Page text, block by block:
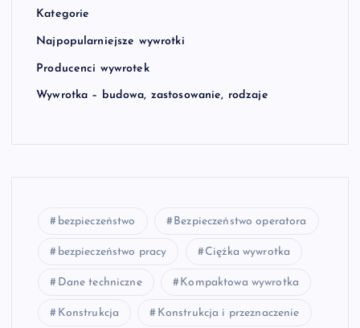
Kategorie
Najpopularniejsze wywrotki
Producenci wywrotek
Wywrotka – budowa, zastosowanie, rodzaje
bezpieczeństwo Bezpieczeństwo operatora
bezpieczeństwo pracy Ciężka wywrotka
Dane techniczne Kompaktowa wywrotka
Konstrukcja Konstrukcja i przeznaczenie